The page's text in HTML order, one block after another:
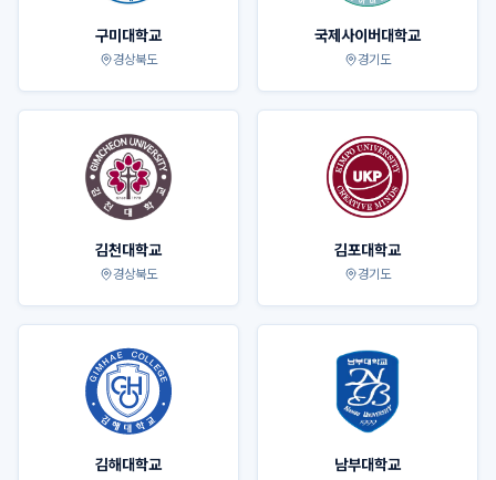
구미대학교
경상북도
국제사이버대학교
경기도
김천대학교
경상북도
김포대학교
경기도
김해대학교 남부대학교